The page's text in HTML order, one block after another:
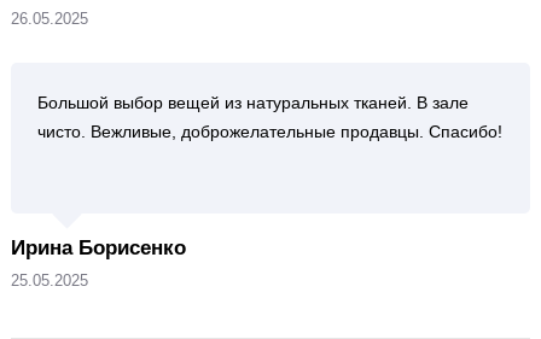
26.05.2025
Большой выбор вещей из натуральных тканей. В зале
чисто. Вежливые, доброжелательные продавцы. Спасибо!
Ирина Борисенко
25.05.2025